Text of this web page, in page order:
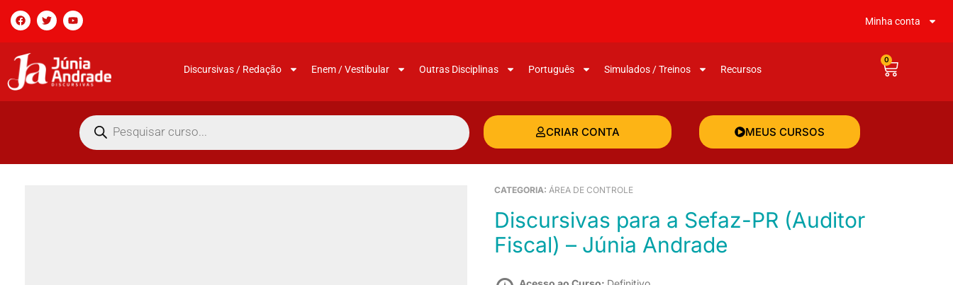
Minha conta
Discursivas / Redação Enem / Vestibular Outras Disciplinas Português Simulados / Treinos Recursos
0
CRIAR CONTA MEUS CURSOS
CATEGORIA: ÁREA DE CONTROLE
Discursivas para a Sefaz-PR (Auditor
Fiscal) – Júnia Andrade